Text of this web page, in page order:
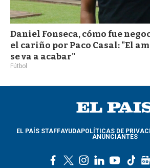
Daniel Fonseca, cómo fue
el cariño por Paco Casal: "El
se va a acabar"
Fútbol
EL PAÍS STAFFAYUDAPOLÍTICAS DE
ANUNCIANTES
l
y
t